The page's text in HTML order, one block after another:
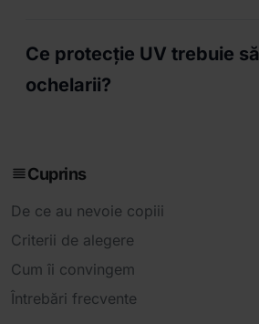
Ce protecție UV trebuie
ochelarii?
UVB.
Cuprins
De ce au nevoie copiii
Criterii de alegere
Cum îi convingem
Întrebări frecvente